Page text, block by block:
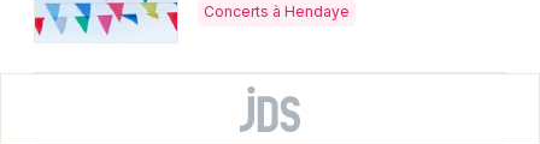
Concerts à Hendaye